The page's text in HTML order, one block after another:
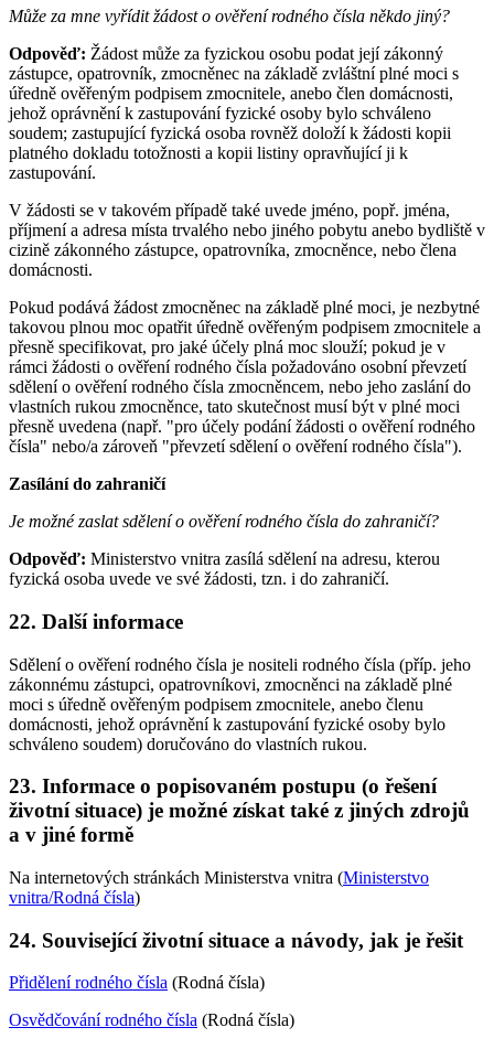
Může za mne vyřídit žádost o ověření rodného čísla někdo jiný?
Odpověď: Žádost může za fyzickou osobu podat její zákonný
zástupce, opatrovník, zmocněnec na základě zvláštní plné moci s
úředně ověřeným podpisem zmocnitele, anebo člen domácnosti,
jehož oprávnění k zastupování fyzické osoby bylo schváleno
soudem; zastupující fyzická osoba rovněž doloží k žádosti kopii
platného dokladu totožnosti a kopii listiny opravňující ji k
zastupování.
V žádosti se v takovém případě také uvede jméno, popř. jména,
příjmení a adresa místa trvalého nebo jiného pobytu anebo bydliště v
cizině zákonného zástupce, opatrovníka, zmocněnce, nebo člena
domácnosti.
Pokud podává žádost zmocněnec na základě plné moci, je nezbytné
takovou plnou moc opatřit úředně ověřeným podpisem zmocnitele a
přesně specifikovat, pro jaké účely plná moc slouží; pokud je v
rámci žádosti o ověření rodného čísla požadováno osobní převzetí
sdělení o ověření rodného čísla zmocněncem, nebo jeho zaslání do
vlastních rukou zmocněnce, tato skutečnost musí být v plné moci
přesně uvedena (např. "pro účely podání žádosti o ověření rodného
čísla" nebo/a zároveň "převzetí sdělení o ověření rodného čísla").
Zasílání do zahraničí
Je možné zaslat sdělení o ověření rodného čísla do zahraničí?
Odpověď: Ministerstvo vnitra zasílá sdělení na adresu, kterou
fyzická osoba uvede ve své žádosti, tzn. i do zahraničí.
22. Další informace
Sdělení o ověření rodného čísla je nositeli rodného čísla (příp. jeho
zákonnému zástupci, opatrovníkovi, zmocněnci na základě plné
moci s úředně ověřeným podpisem zmocnitele, anebo členu
domácnosti, jehož oprávnění k zastupování fyzické osoby bylo
schváleno soudem) doručováno do vlastních rukou.
23. Informace o popisovaném postupu (o řešení
životní situace) je možné získat také z jiných zdrojů
a v jiné formě
Na internetových stránkách Ministerstva vnitra (Ministerstvo
vnitra/Rodná čísla)
24. Související životní situace a návody, jak je řešit
Přidělení rodného čísla (Rodná čísla)
Osvědčování rodného čísla (Rodná čísla)